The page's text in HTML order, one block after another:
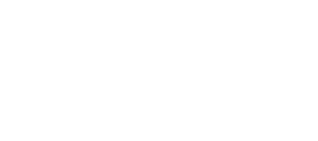
gazdasági előnyeinek vizsgálata